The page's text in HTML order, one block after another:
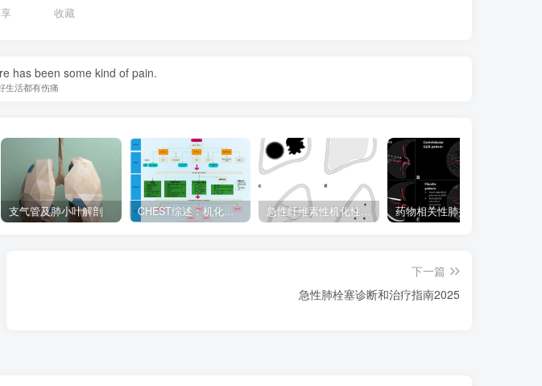
收藏
has been some kind of pain.
生活都有伤痛
支气管及肺小叶解剖 CHEST综述：机化性肺炎的诊断流程（临床-影像-病理特征相关性） 急性纤维素性机化性肺炎（AFOP）
下一篇
急性肺栓塞诊断和治疗指南2025